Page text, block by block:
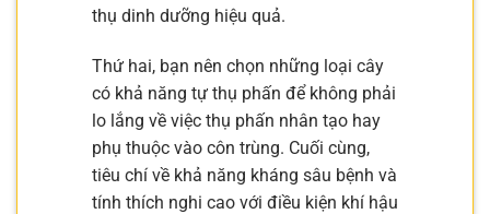
thụ dinh dưỡng hiệu quả.
Thứ hai, bạn nên chọn những loại cây
có khả năng tự thụ phấn để không phải
lo lắng về việc thụ phấn nhân tạo hay
phụ thuộc vào côn trùng. Cuối cùng,
tiêu chí về khả năng kháng sâu bệnh và
tính thích nghi cao với điều kiện khí hậu